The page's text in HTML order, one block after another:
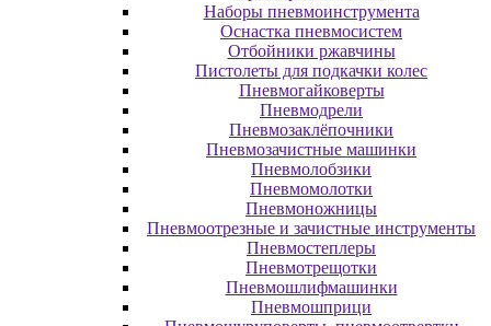
Наборы пневмоинструмента
Оснастка пневмосистем
Отбойники ржавчины
Пистолеты для подкачки колес
Пневмогайковерты
Пневмодрели
Пневмозаклёпочники
Пневмозачистные машинки
Пневмолобзики
Пневмомолотки
Пневмоножницы
Пневмоотрезные и зачистные инструменты
Пневмостеплеры
Пневмотрещотки
Пневмошлифмашинки
Пневмошприци